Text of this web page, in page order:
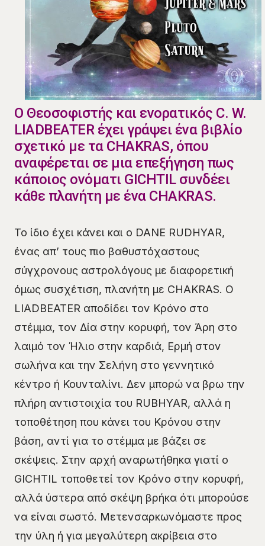
Ο Θεοσοφιστής και ενορατικός C. W.
LIADBEATER έχει γράψει ένα βιβλίο
σχετικό με τα CHAKRAS, όπου
αναφέρεται σε μια επεξήγηση πως
κάποιος ονόματι GICHTIL συνδέει
κάθε πλανήτη με ένα CHAKRAS.
Το ίδιο έχει κάνει και ο DANE RUDHYAR,
ένας απ’ τους πιο βαθυστόχαστους
σύγχρονους αστρολόγους με διαφορετική
όμως συσχέτιση, πλανήτη με CHAKRAS. O
LIADBEATER αποδίδει τον Κρόνο στο
στέμμα, τον Δία στην κορυφή, τον Άρη στο
λαιμό τον Ήλιο στην καρδιά, Ερμή στον
σωλήνα και την Σελήνη στο γεννητικό
κέντρο ή Κουνταλίνι. Δεν μπορώ να βρω την
πλήρη αντιστοιχία του RUBHYAR, αλλά η
τοποθέτηση που κάνει του Κρόνου στην
βάση, αντί για το στέμμα με βάζει σε
σκέψεις. Στην αρχή αναρωτήθηκα γιατί ο
GICHTIL τοποθετεί τον Κρόνο στην κορυφή,
αλλά ύστερα από σκέψη βρήκα ότι μπορούσε
να είναι σωστό. Μετενσαρκωνόμαστε προς
την ύλη ή για μεγαλύτερη ακρίβεια στο